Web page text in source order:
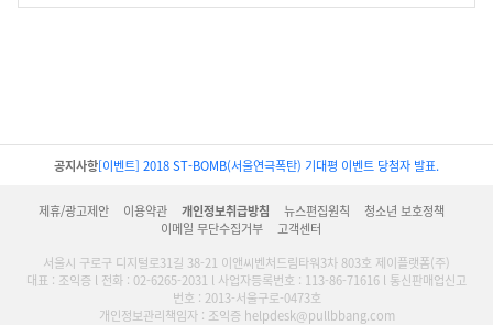
공지사항[이벤트] 2018 ST-BOMB(서울연극폭탄) 기대평 이벤트 당첨자 발표.
제휴/광고제안 이용약관 개인정보취급방침 뉴스편집원칙
청소년 보호정책
이메일 무단수집거부
고객센터
서울시 구로구 디지털로31길 38-21 이앤씨벤처드림타워3차 803호 제이플랫폼(주)
대표 : 조익증 l 전화 : 02-6265-2031 l 사업자등록번호 : 113-86-71616 l 통신판매업신고
번호 : 2013-서울구로-0473호
개인정보관리책임자 : 조익증 helpdesk@pullbbang.com